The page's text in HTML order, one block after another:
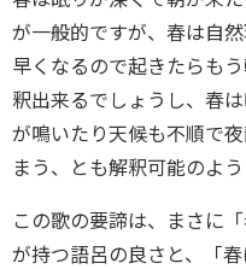
が一般的ですが、春は自
早くなるので起きたらも
釈出来るでしょうし、春
が鳴いたり天候も不順で
まう、とも解釈可能のよう
この歌の要諦は、まさに
が持つ語呂の良さと、「